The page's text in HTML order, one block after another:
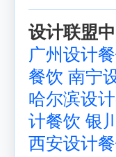
设计联盟
广州设计
餐饮 南宁
哈尔滨设
计餐饮 银
西安设计